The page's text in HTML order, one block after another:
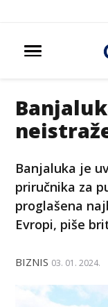
Banjaluka je
priručnika za
proglašena
Evropi, piše
BIZNIS 03. 01. 2024.